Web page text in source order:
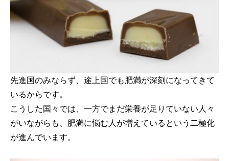
先進国のみならず、途上国でも肥満が深刻になってきて
いるからです。
こうした国々では、一方でまだ栄養が足りていない人々
がいながらも、肥満に悩む人が増えているという二極化
が進んでいます。